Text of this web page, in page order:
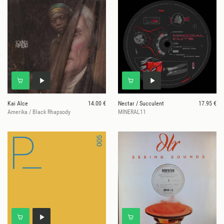
Kai Alce
14.00 €
Amerika / Black Rhapsody
Nectar / Succulent
17.95 €
MINERAL11